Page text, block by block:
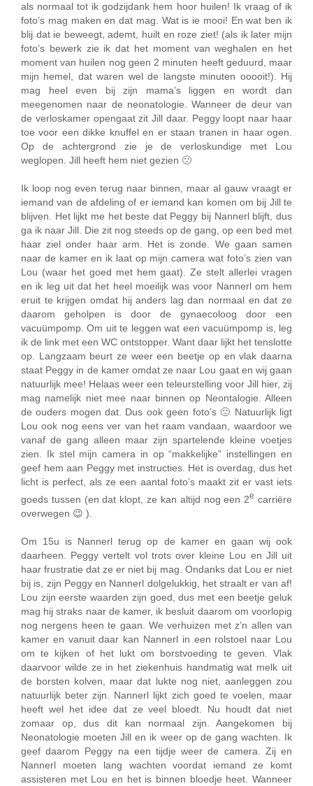
als normaal tot ik godzijdank hem hoor huilen! Ik vraag of ik
foto’s mag maken en dat mag. Wat is ie mooi! En wat ben ik
blij dat ie beweegt, ademt, huilt en roze ziet! (als ik later mijn
foto’s bewerk zie ik dat het moment van weghalen en het
moment van huilen nog geen 2 minuten heeft geduurd, maar
mijn hemel, dat waren wel de langste minuten ooooit!). Hij
mag heel even bij zijn mama’s liggen en wordt dan
meegenomen naar de neonatologie. Wanneer de deur van
de verloskamer opengaat zit Jill daar. Peggy loopt naar haar
toe voor een dikke knuffel en er staan tranen in haar ogen.
Op de achtergrond zie je de verloskundige met Lou
weglopen. Jill heeft hem niet gezien 🙁
Ik loop nog even terug naar binnen, maar al gauw vraagt er
iemand van de afdeling of er iemand kan komen om bij Jill te
blijven. Het lijkt me het beste dat Peggy bij Nannerl blijft, dus
ga ik naar Jill. Die zit nog steeds op de gang, op een bed met
haar ziel onder haar arm. Het is zonde. We gaan samen
naar de kamer en ik laat op mijn camera wat foto’s zien van
Lou (waar het goed met hem gaat). Ze stelt allerlei vragen
en ik leg uit dat het heel moeilijk was voor Nannerl om hem
eruit te krijgen omdat hij anders lag dan normaal en dat ze
daarom geholpen is door de gynaecoloog door een
vacuümpomp. Om uit te leggen wat een vacuümpomp is, leg
ik de link met een WC ontstopper. Want daar lijkt het tenslotte
op. Langzaam beurt ze weer een beetje op en vlak daarna
staat Peggy in de kamer omdat ze naar Lou gaat en wij gaan
natuurlijk mee! Helaas weer een teleurstelling voor Jill hier, zij
mag namelijk niet mee naar binnen op Neontalogie. Alleen
de ouders mogen dat. Dus ook geen foto’s 🙁 Natuurlijk ligt
Lou ook nog eens ver van het raam vandaan, waardoor we
vanaf de gang alleen maar zijn spartelende kleine voetjes
zien. Ik stel mijn camera in op “makkelijke” instellingen en
geef hem aan Peggy met instructies. Het is overdag, dus het
licht is perfect, als ze een aantal foto’s maakt zit er vast iets
goeds tussen (en dat klopt, ze kan altijd nog een 2e carriëre
overwegen 😉 ).
Om 15u is Nannerl terug op de kamer en gaan wij ook
daarheen. Peggy vertelt vol trots over kleine Lou en Jill uit
haar frustratie dat ze er niet bij mag. Ondanks dat Lou er niet
bij is, zijn Peggy en Nannerl dolgelukkig, het straalt er van af!
Lou zijn eerste waarden zijn goed, dus met een beetje geluk
mag hij straks naar de kamer, ik besluit daarom om voorlopig
nog nergens heen te gaan. We verhuizen met z’n allen van
kamer en vanuit daar kan Nannerl in een rolstoel naar Lou
om te kijken of het lukt om borstvoeding te geven. Vlak
daarvoor wilde ze in het ziekenhuis handmatig wat melk uit
de borsten kolven, maar dat lukte nog niet, aanleggen zou
natuurlijk beter zijn. Nannerl lijkt zich goed te voelen, maar
heeft wel het idee dat ze veel bloedt. Nu houdt dat niet
zomaar op, dus dit kan normaal zijn. Aangekomen bij
Neonatologie moeten Jill en ik weer op de gang wachten. Ik
geef daarom Peggy na een tijdje weer de camera. Zij en
Nannerl moeten lang wachten voordat iemand ze komt
assisteren met Lou en het is binnen bloedje heet. Wanneer